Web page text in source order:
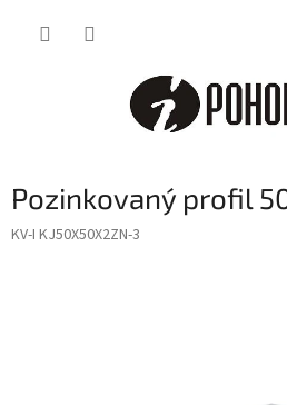
Pozinkovaný profil
KV-I KJ50X50X2ZN-3